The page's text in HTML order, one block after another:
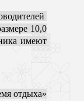
10,0
имеют
отдыха»